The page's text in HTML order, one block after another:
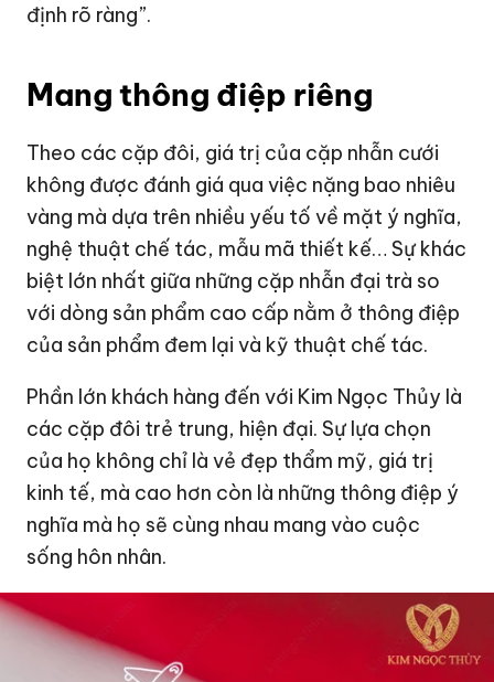
định rõ ràng”.
Mang thông điệp riêng
Theo các cặp đôi, giá trị của cặp nhẫn cưới
không được đánh giá qua việc nặng bao nhiêu
vàng mà dựa trên nhiều yếu tố về mặt ý nghĩa,
nghệ thuật chế tác, mẫu mã thiết kế… Sự khác
biệt lớn nhất giữa những cặp nhẫn đại trà so
với dòng sản phẩm cao cấp nằm ở thông điệp
của sản phẩm đem lại và kỹ thuật chế tác.
Phần lớn khách hàng đến với Kim Ngọc Thủy là
các cặp đôi trẻ trung, hiện đại. Sự lựa chọn
của họ không chỉ là vẻ đẹp thẩm mỹ, giá trị
kinh tế, mà cao hơn còn là những thông điệp ý
nghĩa mà họ sẽ cùng nhau mang vào cuộc
sống hôn nhân.